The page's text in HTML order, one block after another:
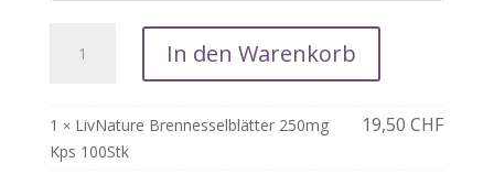
Brennesselblätter
100Stk
Menge
In den Warenkorb
1 × LivNature Brennesselblätter 250mg
Kps 100Stk
19,50CHF